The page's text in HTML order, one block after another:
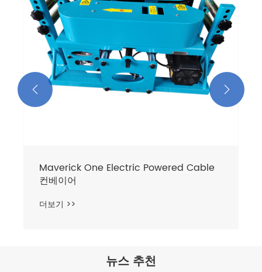
더보기 >>
 
뉴스 추천